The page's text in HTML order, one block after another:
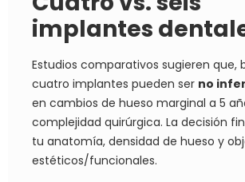
implantes
Estudios comparativos sugieren que,
cuatro implantes pueden ser no
en cambios de hueso marginal a 5
complejidad quirúrgica. La decisión
tu anatomía, densidad de hueso y
estéticos/funcionales.